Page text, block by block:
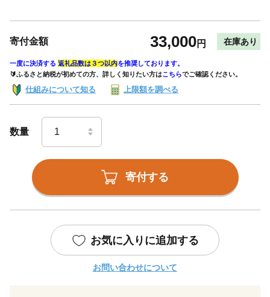
寄付金額 33,000円 在庫あり
一度に決済する 返礼品数は３つ以内を推奨しております。
🔰ふるさと納税が初めての方、詳しく知りたい方はこちらでご確認ください。
仕組みについて知る 上限額を調べる
数量
寄付する
お気に入りに追加する
お問い合わせについて